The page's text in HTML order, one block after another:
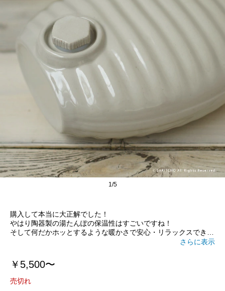
1/5
購入して本当に大正解でした！
やはり陶器製の湯たんぽの保温性はすごいですね！
そして何だかホッとするような暖かさで安心・リラックスできま
とによって、自分がどれだけ冷えてるか余計分かりました。
就寝時に足元に置いているのですが、布団の中全体がかなり暖か
くなり、時にはちょっと暑いくらいです(笑)。
翌朝もお昼位までぬくもりが続いているので、足を乗せたり
さらに表示
￥5,500〜
売切れ